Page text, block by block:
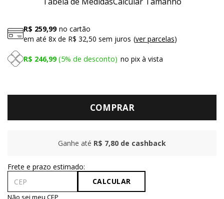
R$ 259,99 no cartão
em até 8x de R$ 32,50 sem juros ver parcelas
R$ 246,99 no pix à vista
5% de desconto
COMPRAR
Ganhe até R$ 7,80 de cashback
Não sei meu CEP
CALCULAR